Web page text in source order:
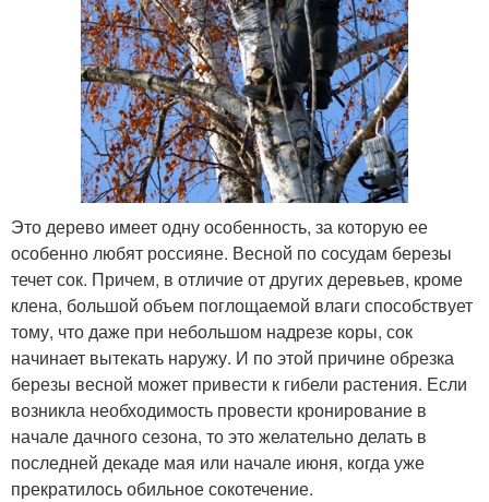
Это дерево имеет одну особенность, за которую ее
особенно любят россияне. Весной по сосудам березы
течет сок. Причем, в отличие от других деревьев, кроме
клена, большой объем поглощаемой влаги способствует
тому, что даже при небольшом надрезе коры, сок
начинает вытекать наружу. И по этой причине обрезка
березы весной может привести к гибели растения. Если
возникла необходимость провести кронирование в
начале дачного сезона, то это желательно делать в
последней декаде мая или начале июня, когда уже
прекратилось обильное сокотечение.